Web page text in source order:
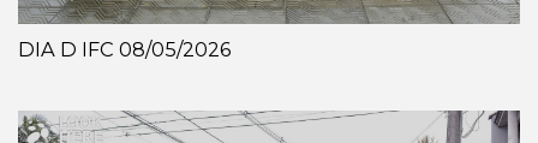
DIA D IFC 08/05/2026